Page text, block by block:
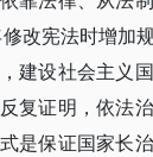
改宪法时增加
建设社会主义
复证明，依法
是保证国家长